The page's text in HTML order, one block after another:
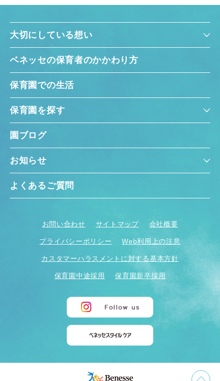
大切にしている想い
ベネッセの保育者のかかわり方
保育園での生活
保育園を探す
園ブログ
お知らせ
よくあるご質問
お問い合わせ サイトマップ 会社概要
プライバシーポリシー Web利用上の注意
カスタマーハラスメントに対する基本方針
保育園中途採用 保育園新卒採用